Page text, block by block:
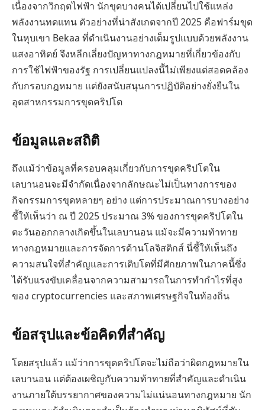
เนื่องจากวิกฤตไฟฟ้า นักขุดบางคนได้เปลี่ยนไปใช้แหล่ง
พลังงานทดแทน ตัวอย่างที่น่าสังเกตจากปี 2025 คือฟาร์มขุด
ในหุบเขา Bekaa ที่ดำเนินงานอย่างเต็มรูปแบบด้วยพลังงาน
แสงอาทิตย์ จึงหลีกเลี่ยงปัญหาทางกฎหมายที่เกี่ยวข้องกับ
การใช้ไฟฟ้าของรัฐ การเปลี่ยนแปลงนี้ไม่เพียงแต่สอดคล้อง
กับกรอบกฎหมาย แต่ยังสนับสนุนการปฏิบัติอย่างยั่งยืนใน
อุตสาหกรรมการขุดคริปโต
ข้อมูลและสถิติ
ถึงแม้ว่าข้อมูลที่ครอบคลุมเกี่ยวกับการขุดคริปโตใน
เลบานอนจะมีจำกัดเนื่องจากลักษณะไม่เป็นทางการของ
กิจกรรมการขุดหลายๆ อย่าง แต่การประมาณการบางอย่าง
ชี้ให้เห็นว่า ณ ปี 2025 ประมาณ 3% ของการขุดคริปโตใน
ตะวันออกกลางเกิดขึ้นในเลบานอน แม้จะมีความท้าทาย
ทางกฎหมายและการจัดการด้านโลจิสติกส์ นี่ชี้ให้เห็นถึง
ความสนใจที่สำคัญและการเติบโตที่มีศักยภาพในภาคนี้ซึ่ง
ได้รับแรงขับเคลื่อนจากความสามารถในการทำกำไรที่สูง
ของ cryptocurrencies และสภาพเศรษฐกิจในท้องถิ่น
ข้อสรุปและข้อคิดที่สำคัญ
โดยสรุปแล้ว แม้ว่าการขุดคริปโตจะไม่ถือว่าผิดกฎหมายใน
เลบานอน แต่ต้องเผชิญกับความท้าทายที่สำคัญและดำเนิน
งานภายใต้บรรยากาศของความไม่แน่นอนทางกฎหมาย นัก